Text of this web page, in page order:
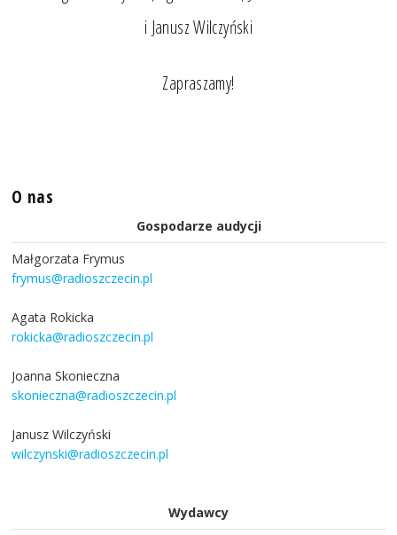
i Janusz Wilczyński
Zapraszamy!
O nas
Gospodarze audycji
Małgorzata Frymus
frymus@radioszczecin.pl
Agata Rokicka
rokicka@radioszczecin.pl
Joanna Skonieczna
skonieczna@radioszczecin.pl
Janusz Wilczyński
wilczynski@radioszczecin.pl
Wydawcy